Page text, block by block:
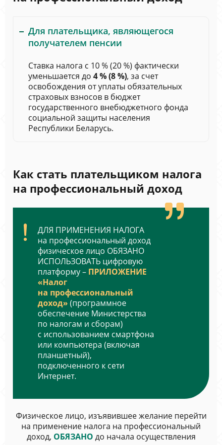
Для плательщика, являющегося
получателем пенсии
Ставка налога с 10 % (20 %) фактически
уменьшается до 4 % (8 %), за счет
освобождения от уплаты обязательных
страховых взносов в бюджет
государственного внебюджетного фонда
социальной защиты населения
Республики Беларусь.
Как стать плательщиком налога
на профессиональный доход
ДЛЯ ПРИМЕНЕНИЯ НАЛОГА
на профессиональный доход
физическое лицо ОБЯЗАНО
ИСПОЛЬЗОВАТЬ цифровую
платформу – ПРИЛОЖЕНИЕ
«Налог
на профессиональный
доход» (программное
обеспечение Министерства
по налогам и сборам)
с использованием смартфона
или компьютера (включая
планшетный),
подключенного к сети
Интернет.
Физическое лицо, изъявившее желание перейти
на применение налога на профессиональный
доход, ОБЯЗАНО до начала осуществления